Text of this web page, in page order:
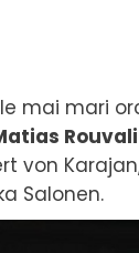
mai mari
Rouvali
von
Salonen.